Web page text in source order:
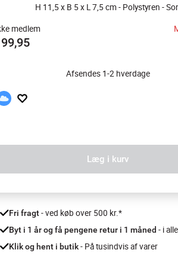
H 11,5 x B 5 x L 7,5 cm - Polystyren -
medlem
Afsendes 1-2 hverdage
Læg i kurv
Fri fragt - ved køb over 500 kr.*
Byt i 1 år og få pengene retur i 1 måned - i
Klik og hent i butik - På tusindvis af varer